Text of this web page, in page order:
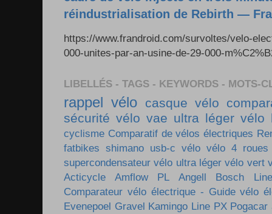
réindustrialisation de Rebirth —
https://www.frandroid.com/survoltes/velo-
000-unites-par-an-usine-de-29-000-
LIBELLÉS - TAGS - KEYWORDS - MOTS-
rappel vélo casque vélo
sécurité vélo vae ultra léger vélo
cyclisme Comparatif de vélos électriques
fatbikes shimano usb-c vélo vélo 4 roues
supercondensateur vélo ultra léger vélo vert
Acticycle
Amflow PL Angell
Bosch
Comparateur vélo électrique - Guide vélo
Evenepoel Gravel Kamingo Line PX Pogacar